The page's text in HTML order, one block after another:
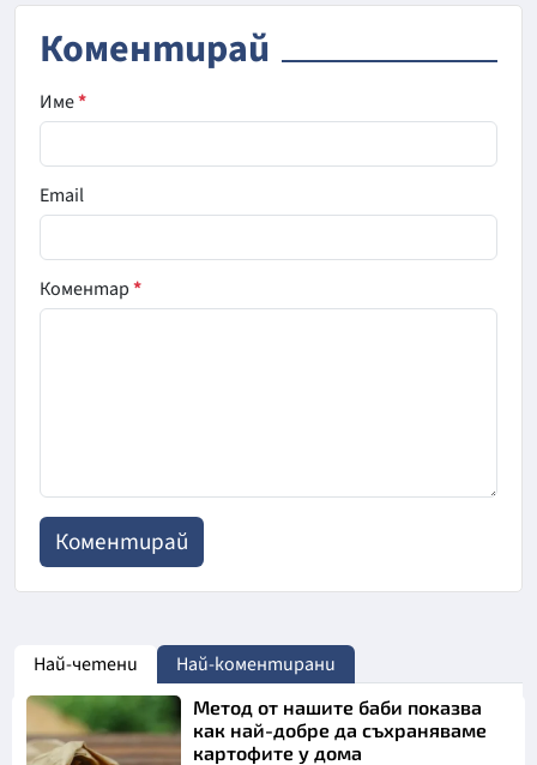
Коментирай
Име*
Email
Коментар*
Най-четени Най-коментирани
Метод от нашите баби показва
как най-добре да съхраняваме
картофите у дома